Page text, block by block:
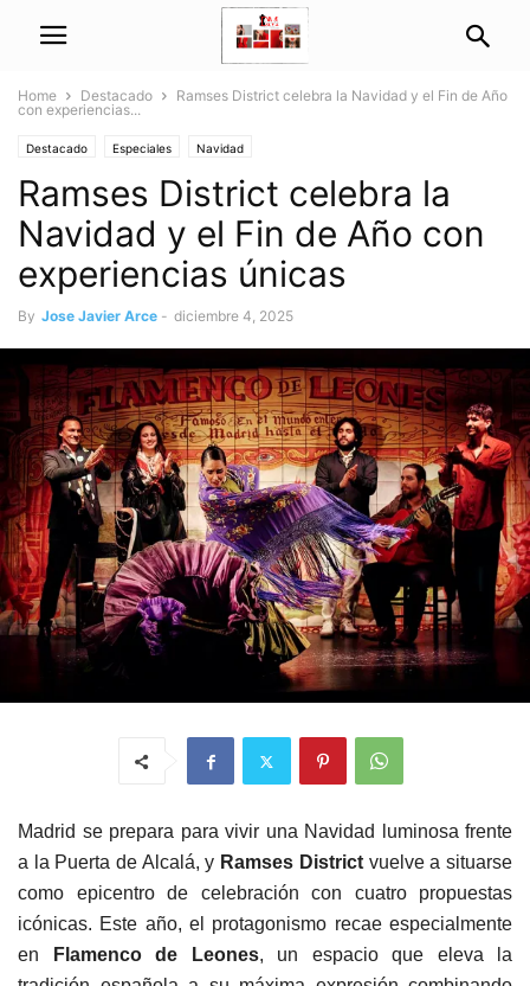
Home Destacado
Ramses District celebra la Navidad y el Fin de Año
con experiencias...
Destacado Especiales Navidad
Ramses District celebra la
Navidad y el Fin de Año con
experiencias únicas
By Jose Javier Arce - diciembre 4, 2025
Madrid se prepara para vivir una Navidad luminosa frente
a la Puerta de Alcalá, y Ramses Districtvuelve a situarse
como epicentro de celebración con cuatro propuestas
icónicas. Este año, el protagonismo recae especialmente
en
Flamenco de Leones, un espacio que eleva la